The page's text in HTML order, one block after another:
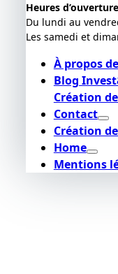
Heures d’ouverture
Du lundi au
Les samedi et
À propos de
Blog
Création
Contact
Création
Home
Mentions